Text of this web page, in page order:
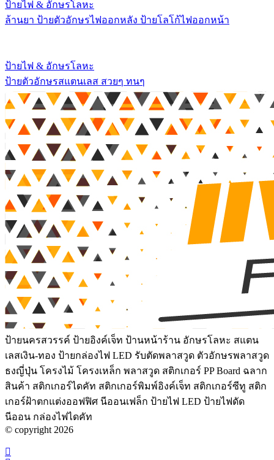
ป้ายไฟ & อักษรโลหะ
ล้านยา ป้ายตัวอักษรไฟออกหลัง ป้ายโลโก้ไฟออกหน้า
ป้ายไฟ & อักษรโลหะ
ป้ายตัวอักษรสแตนเลส สวยๆ ทนๆ
ป้ายนครสวรรค์ ป้ายอิงค์เจ็ท ป้านหน้าร้าน อักษรโลหะ สแตน
เลสเงิน-ทอง ป้ายกล่องไฟ LED รับตัดพลาสวูด ตัวอักษรพลาสวูด
ธงญี่ปุ่น โครงไม้ โครงเหล็ก พลาสวูด สติกเกอร์ PP Board ฉลาก
สินค้า สติกเกอร์ไดคัท สติกเกอร์พิมพ์อิงค์เจ็ท สติกเกอร์ซีทู สติก
เกอร์ฝ้าตกแต่งออฟฟิศ นีออนเฟล็ก ป้ายไฟ LED ป้ายไฟดัด
นีออน กล่องไฟไดคัท
© copyright 2026